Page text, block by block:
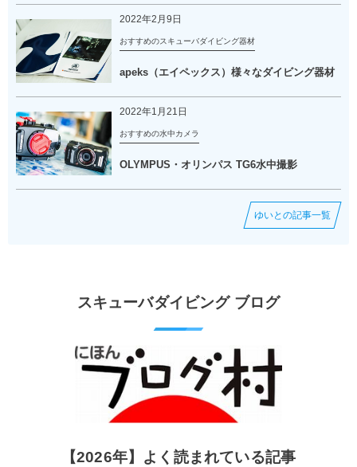
2022年2月9日
おすすめのスキューバダイビング器材
apeks（エイペックス）様々なダイビング器材
2022年1月21日
おすすめの水中カメラ
OLYMPUS・オリンパス TG6水中撮影
ゆいとの記事一覧
スキューバダイビング ブログ
【2026年】よく読まれている記事